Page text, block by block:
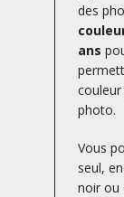
des
ans
couleur
photo.
Vous
seul,
noir ou